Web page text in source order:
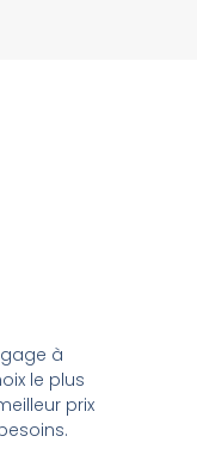
à
le plus
prix